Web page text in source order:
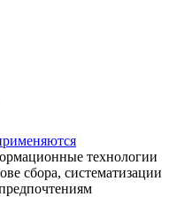
технологии
сбора, систематизации